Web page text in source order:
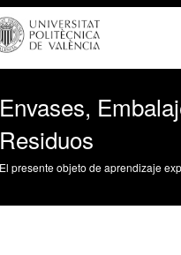
Envases,
Residuos